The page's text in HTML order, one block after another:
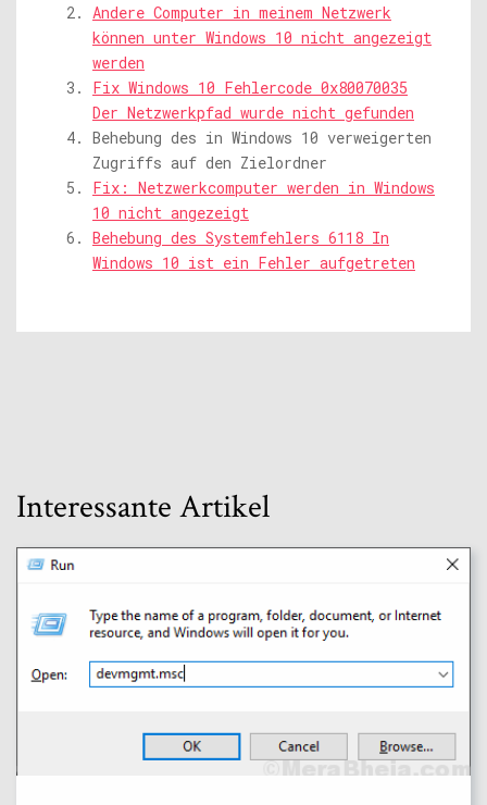
Andere Computer in meinem Netzwerk
können unter Windows 10 nicht angezeigt
werden
Fix Windows 10 Fehlercode 0x80070035
Der Netzwerkpfad wurde nicht gefunden
Behebung des in Windows 10 verweigerten
Zugriffs auf den Zielordner
Fix: Netzwerkcomputer werden in Windows
10 nicht angezeigt
Behebung des Systemfehlers 6118 In
Windows 10 ist ein Fehler aufgetreten
Interessante Artikel